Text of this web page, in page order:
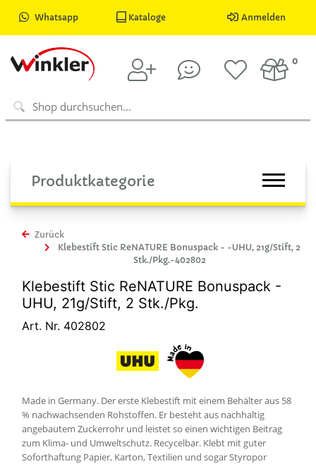
Whatsapp Kataloge Anmelden
0
Produktkategorie
Zurück
Klebestift Stic ReNATURE Bonuspack - -UHU, 21g/Stift, 2
Stk./Pkg.-402802
Klebestift Stic ReNATURE Bonuspack -
UHU, 21g/Stift, 2 Stk./Pkg.
Art. Nr. 402802
Made in Germany. Der erste Klebestift mit einem Behälter aus 58
% nachwachsenden Rohstoffen. Er besteht aus nachhaltig
angebautem Zuckerrohr und leistet so einen wichtigen Beitrag
zum Klima- und Umweltschutz. Recycelbar. Klebt mit guter
Soforthaftung Papier, Karton, Textilien und sogar Styropor